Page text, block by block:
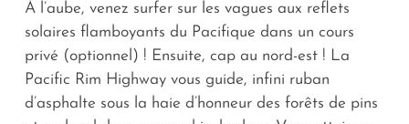
À l’aube, venez surfer sur les vagues aux reflets
solaires flamboyants du Pacifique dans un cours
privé (optionnel) ! Ensuite, cap au nord-est ! La
Pacific Rim Highway vous guide, infini ruban
d’asphalte sous la haie d’honneur des forêts de pins